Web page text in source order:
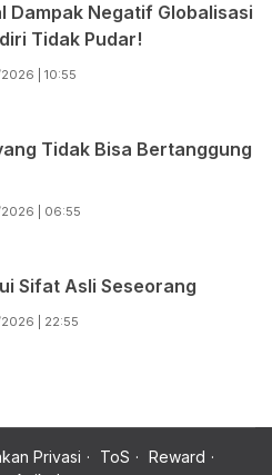
Dampak Negatif Globalisasi
Tidak Pudar!
| 10:55
Tidak Bisa Bertanggung
| 06:55
Sifat Asli Seseorang
| 22:55
Privasi ToS
Reward